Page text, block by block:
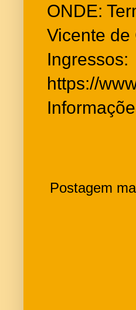
ONDE:
Vicente de
Ingressos:
https://
Postagem